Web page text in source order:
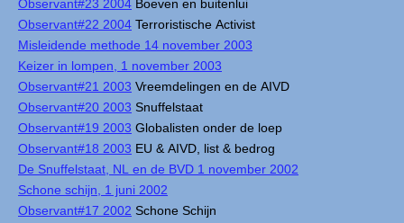
Observant#23 2004 Boeven en buitenlui
Observant#22 2004 Terroristische Activist
Misleidende methode 14 november 2003
Keizer in lompen, 1 november 2003
Observant#21 2003 Vreemdelingen en de AIVD
Observant#20 2003 Snuffelstaat
Observant#19 2003 Globalisten onder de loep
Observant#18 2003 EU & AIVD, list & bedrog
De Snuffelstaat, NL en de BVD 1 november 2002
Schone schijn, 1 juni 2002
Observant#17 2002 Schone Schijn